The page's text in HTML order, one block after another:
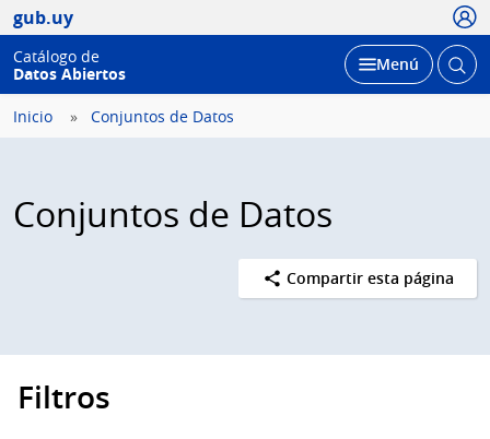
gub.uy
Catálogo de
Datos Abiertos
Desplegar
Menú Abrir
Inicio Conjuntos de Datos
Conjuntos de Datos
Compartir esta página
Filtros